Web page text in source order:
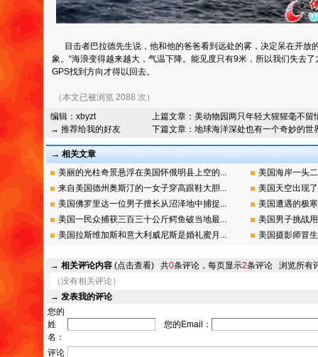
目击者巴拉德先生说，他和他的爸爸看到远处的雾，决定呆在开放
象。“海浪变得越来越大，气温下降。能见度只有9米，所以我们失去
GPS找到方向才得以回去。
（本文已被浏览 2088 次）
编辑： xbyzt
→ 推荐给我的好友
上篇文章： 美动物园两只年轻大猩猩毫不留
下篇文章： 地球海洋深处也有一个奇妙的世
→ 相关文章
美丽的光柱奇景悬浮在美国怀俄明县上空的...
美国海岸一头
来自美国德州奥斯汀的一女子穿高跟鞋大胆...
美国天空出现
美国佛罗里达一位男子擅长从沼泽地中捕捉...
美国遭遇的极
美国一民众捕获三百三十公斤鳄鱼破当地最...
美国男子挑战
美国拉斯维加斯和意大利威尼斯是婚礼蜜月...
美国摄影师冒
→ 相关评论内容 (点击查看) 共0条评论，每页显示2条评论 浏览所有
（没有相关评论）
→ 发表我的评论
您的
姓
名：
您的Email：
评论